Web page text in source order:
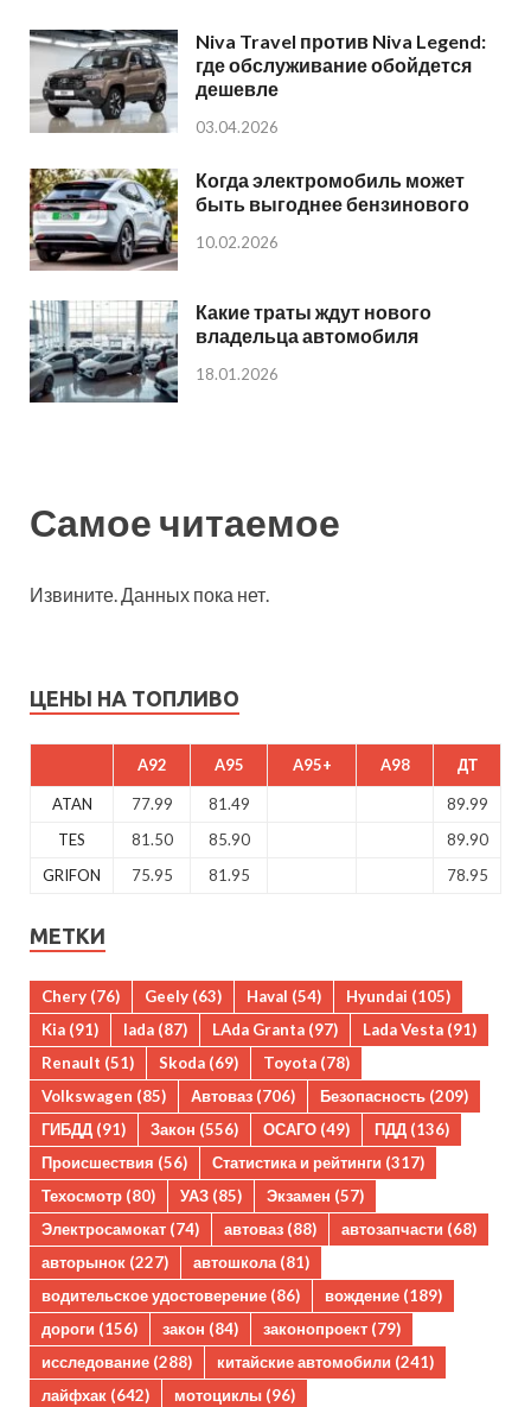
Niva Travel против Niva Legend:
где обслуживание обойдется
дешевле
03.04.2026
Когда электромобиль может
быть выгоднее бензинового
10.02.2026
Какие траты ждут нового
владельца автомобиля
18.01.2026
Самое читаемое
Извините. Данных пока нет.
ЦЕНЫ НА ТОПЛИВО
A92 A95 A95+ A98 ДТ
ATAN 77.99 81.49
89.99
TES
81.50 85.90
89.90
GRIFON
75.95 81.95 78.95
МЕТКИ
Chery (76) Geely (63) Haval (54) Hyundai (105)
Kia (91) lada (87) LAda Granta (97) Lada Vesta (91)
Renault (51) Skoda (69) Toyota (78)
Volkswagen (85) Автоваз (706) Безопасность (209)
ГИБДД (91) Закон (556) ОСАГО (49) ПДД (136)
Происшествия (56) Статистика и рейтинги (317)
Техосмотр (80) УАЗ (85) Экзамен (57)
Электросамокат (74) автоваз (88) автозапчасти (68)
авторынок (227) автошкола(81)
водительское удостоверение (86) вождение (189)
дороги (156) закон (84) законопроект (79)
исследование (288) китайские автомобили (241)
лайфхак (642) мотоциклы (96)